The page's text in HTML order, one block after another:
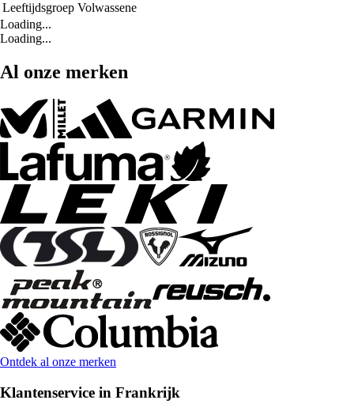
Leeftijdsgroep Volwassene
Loading...
Loading...
Al onze merken
Ontdek al onze merken
Klantenservice in Frankrijk